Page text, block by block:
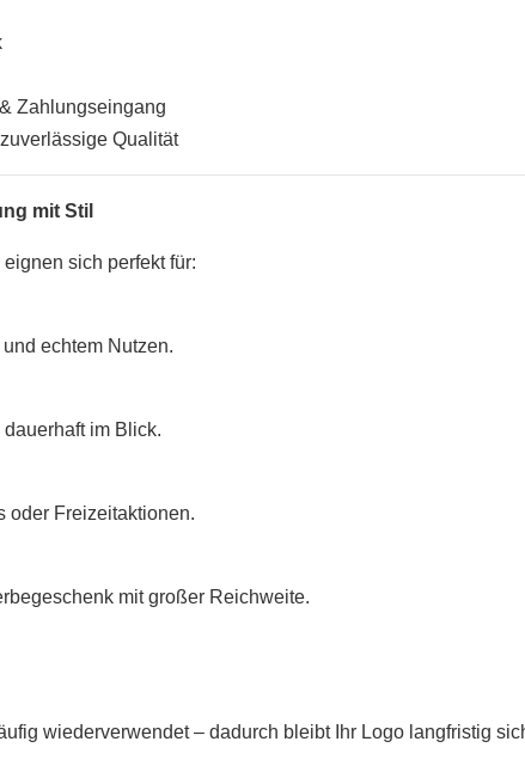
Zahlungseingang
Qualität
mit Stil
sich perfekt für:
echtem Nutzen.
im Blick.
oder Freizeitaktionen.
mit großer Reichweite.
wiederverwendet – dadurch bleibt Ihr Logo langfristig